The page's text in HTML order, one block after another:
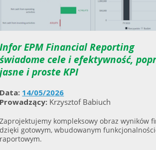
Infor EPM Financial Reporting
świadome cele i efektywność,
jasne i proste KPI
Data: 14/05/2026
Prowadzący: Krzysztof Babiuch
Zaprojektujemy kompleksowy obraz wyników
dzięki gotowym, wbudowanym
raportowym.